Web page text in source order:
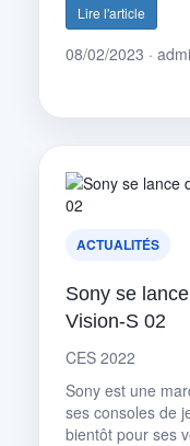
Lire l'article
08/02/2023 ·
ACTUALITÉS
Sony se
Vision-S 02
CES 2022
Sony est une
ses consoles de
bientôt pour ses